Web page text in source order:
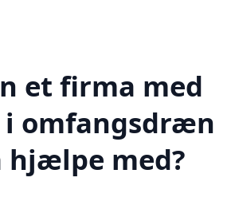
et firma med
i omfangsdræn
hjælpe med?